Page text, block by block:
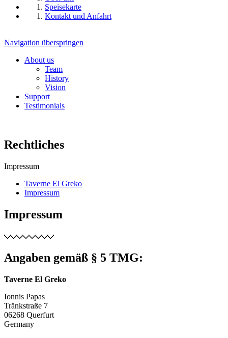
Speisekarte
Kontakt und Anfahrt
Navigation überspringen
About us
Team
History
Vision
Support
Testimonials
Rechtliches
Impressum
Taverne El Greko
Impressum
Impressum
Angaben gemäß § 5 TMG:
Taverne El Greko
Ionnis Papas
Tränkstraße 7
06268 Querfurt
Germany